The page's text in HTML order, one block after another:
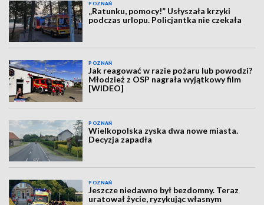
POZNAŃ
„Ratunku, pomocy!” Usłyszała krzyki
podczas urlopu. Policjantka nie czekała
POZNAŃ
Jak reagować w razie pożaru lub powodzi?
Młodzież z OSP nagrała wyjątkowy film
[WIDEO]
POZNAŃ
Wielkopolska zyska dwa nowe miasta.
Decyzja zapadła
POZNAŃ
Jeszcze niedawno był bezdomny. Teraz
uratował życie, ryzykując własnym